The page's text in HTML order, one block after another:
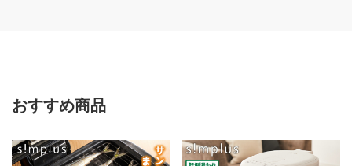
おすすめ商品